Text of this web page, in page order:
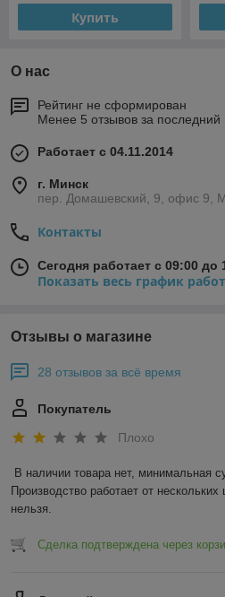
Купить
О нас
Рейтинг не сформирован
Менее 5 отзывов за последний
Работает с 04.11.2014
г. Минск
пер. Домашевский, 9, офис 9,
Контакты
Сегодня работает с 09:00 до
Показать весь график
Отзывы о магазине
28 отзывов за всё время
Покупатель
Плохо
В наличии товара нет, минимальная
Производство работает от нескольких
нельзя.
Сделка подтверждена через